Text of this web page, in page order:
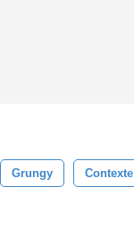
Grungy Contexte